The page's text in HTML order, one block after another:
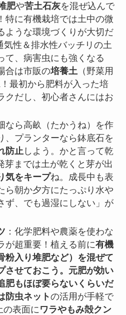
肥や苦土石灰を混ぜ込んで
特に有機栽培では土中の微
ような環境づくりが大切だ
気性＆排水性バッチリの土
て、病害虫にも強くなる
合は市販の培養土 （野菜用
最初から肥料が入った培
クだし、初心者さんにはお
なら高畝（たかうね）を作
、プランターなら鉢底石を
防止しよう。かと言って乾
までは土が乾くと芽が出
気をキープね。成長中も表
ら朝か夕方にたっぷり水や
ず、でも過湿にしない」が
：化学肥料や農薬を使わな
が超重要！植える前に有機
粉入り堆肥など）を混ぜて
させておこう。元肥が効い
肥もほぼ要らないくらいだ
防虫ネットの活用が手軽で
の表面に ワラやもみ殻クン